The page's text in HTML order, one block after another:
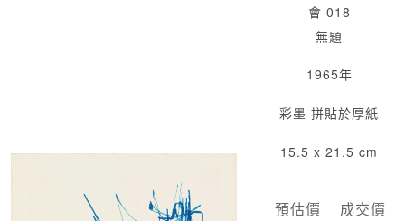
會 018
無題
1965年
彩墨 拼貼於厚紙
15.5 x 21.5 cm
預估價 成交價